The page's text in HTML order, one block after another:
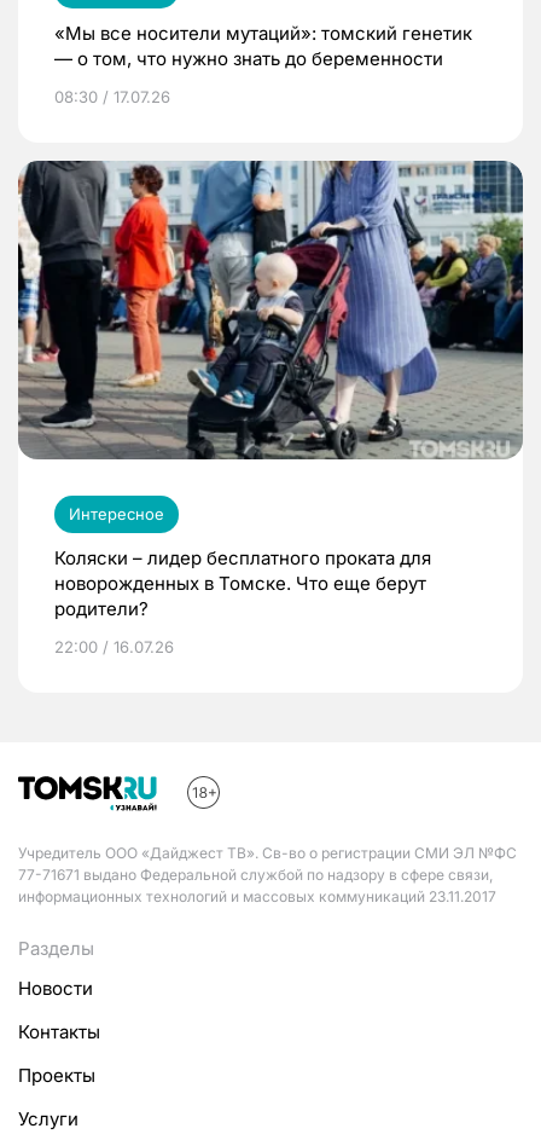
«Мы все носители мутаций»: томский генетик
— о том, что нужно знать до беременности
08:30 / 17.07.26
Интересное
Коляски – лидер бесплатного проката для
новорожденных в Томске. Что еще берут
родители?
22:00 / 16.07.26
Учредитель ООО «Дайджест ТВ». Св-во о регистрации СМИ ЭЛ №ФС
77-71671 выдано Федеральной службой по надзору в сфере связи,
информационных технологий и массовых коммуникаций 23.11.2017
Разделы
Новости
Контакты
Проекты
Услуги